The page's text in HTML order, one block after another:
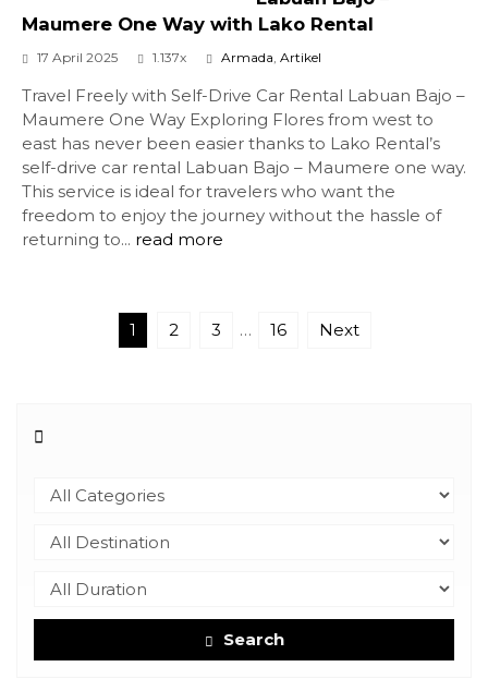
Maumere One Way with Lako Rental
17 April 2025 1.137x Armada, Artikel
Travel Freely with Self-Drive Car Rental Labuan Bajo –
Maumere One Way Exploring Flores from west to
east has never been easier thanks to Lako Rental’s
self-drive car rental Labuan Bajo – Maumere one way.
This service is ideal for travelers who want the
freedom to enjoy the journey without the hassle of
returning to... read more
1 2 3 … 16 Next
Search